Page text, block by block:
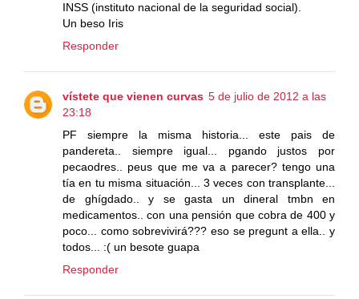
INSS (instituto nacional de la seguridad social).
Un beso Iris
Responder
vístete que vienen curvas 5 de julio de 2012 a las
23:18
PF siempre la misma historia... este pais de
pandereta.. siempre igual... pgando justos por
pecaodres.. peus que me va a parecer? tengo una
tía en tu misma situación... 3 veces con transplante...
de ghígdado.. y se gasta un dineral tmbn en
medicamentos.. con una pensión que cobra de 400 y
poco... como sobrevivirá??? eso se pregunt a ella.. y
todos... :( un besote guapa
Responder